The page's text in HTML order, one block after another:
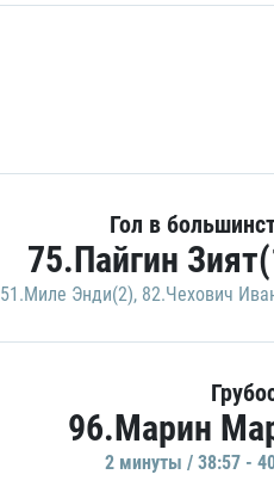
Гол в
75.Пайгин
51.Миле Энди(2), 82.Чехович
96.Марин
2 минуты / 38:57 -